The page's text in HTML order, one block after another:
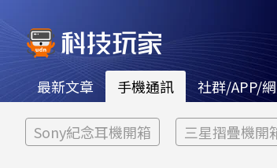
最新文章 手機通訊 社群/APP/
Sony紀念耳機開箱 三星摺疊機開